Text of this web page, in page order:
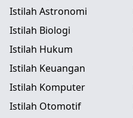
Istilah Astronomi
Istilah Biologi
Istilah Hukum
Istilah Keuangan
Istilah Komputer
Istilah Otomotif